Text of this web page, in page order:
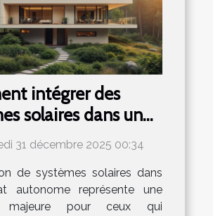
intégrer des
solaires dans un
autonome ?
31 décembre 2025 00:34
de systèmes solaires dans
autonome représente une
majeure pour ceux qui